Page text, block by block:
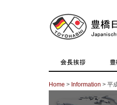
Home > Information > 平